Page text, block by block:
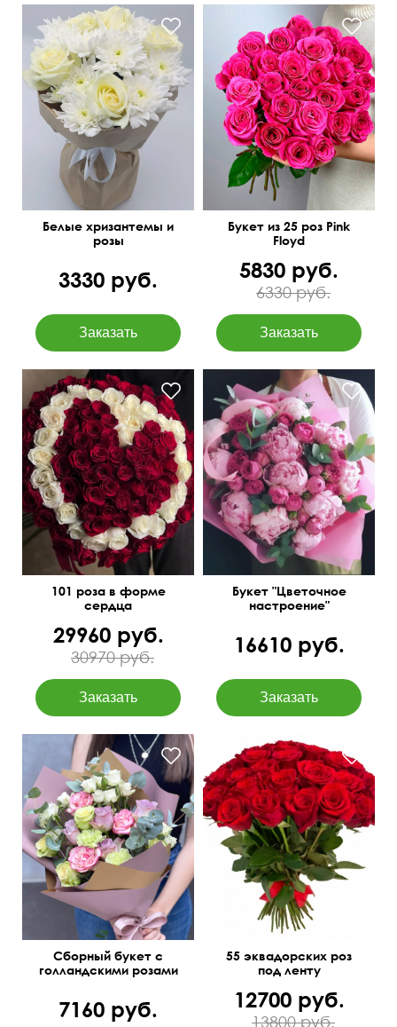
Крафт бумага
Белые хризантемы и
розы
3330 руб.
Фото перед отправкой
50 см
30 см
Букет из 25 роз Pink
Floyd
5830 руб.
6330 руб.
I love you
101 роза в форме
сердца
29960 руб.
30970 руб.
Пионы Голландия 11,
кустовые розы, эвкалипт
парвифолия 3
Букет "Цветочное
настроение"
16610 руб.
Диантусы, декор, зелень
Сборный букет с
голландскими розами
7160 руб.
50 см 55 см
55 эквадорских роз
под ленту
12700 руб.
13800 руб.